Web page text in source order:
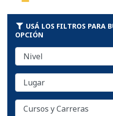
USÁ LOS FILTROS PARA
OPCIÓN